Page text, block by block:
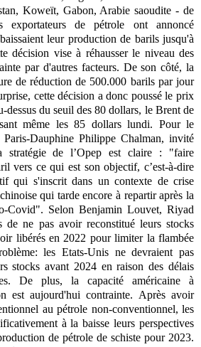
Koweït, Gabon, Arabie saoudite - de
exportateurs de pétrole ont annoncé
leur production de barils jusqu'à
décision vise à réhausser le niveau des
par d'autres facteurs. De son côté, la
de réduction de 500.000 barils par jour
cette décision a donc poussé le prix
dessus du seuil des 80 dollars, le Brent de
même les 85 dollars lundi. Pour le
Dauphine Philippe Chalman, invité
de l’Opep est claire : "faire
vers ce qui est son objectif, c’est-à-dire
qui s'inscrit dans un contexte de crise
qui tarde encore à repartir après la
Covid". Selon Benjamin Louvet, Riyad
de ne pas avoir reconstitué leurs stocks
libérés en 2022 pour limiter la flambée
les Etats-Unis ne devraient pas
stocks avant 2024 en raison des délais
De plus, la capacité américaine à
est aujourd'hui contrainte. Après avoir
au pétrole non-conventionnel, les
à la baisse leurs perspectives
de pétrole de schiste pour 2023.